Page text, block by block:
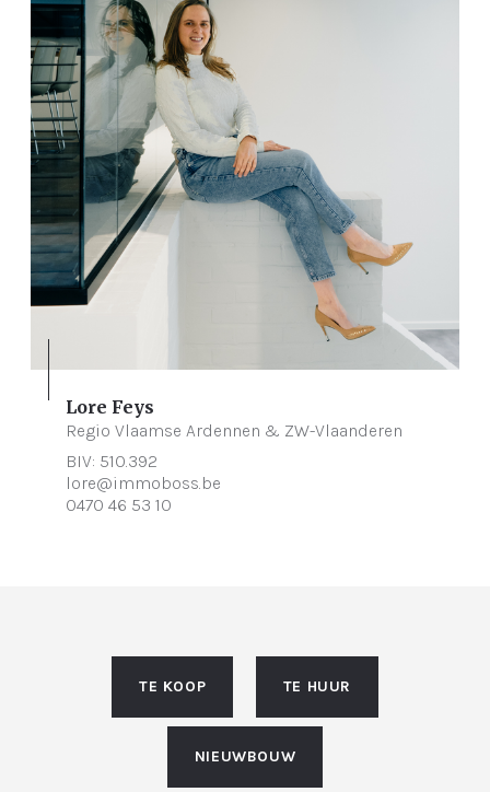
Lore Feys
Regio Vlaamse Ardennen & ZW-Vlaanderen
BIV: 510.392
lore@immoboss.be
0470 46 53 10
TE KOOP TE HUUR
NIEUWBOUW